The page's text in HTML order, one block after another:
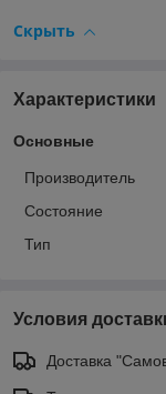
Скрыть
Характеристики
Основные
Производитель
Состояние
Тип
Условия
Доставка